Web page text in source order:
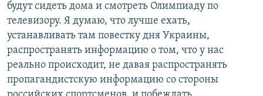
будут сидеть дома и смотреть Олимпиаду по
телевизору. Я думаю, что лучше ехать,
устанавливать там повестку дня Украины,
распространять информацию о том, что у нас
реально происходит, не давая распространять
пропагандистскую информацию со стороны